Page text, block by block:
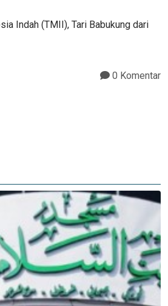
Indah (TMII), Tari Babukung dari
0 Komentar